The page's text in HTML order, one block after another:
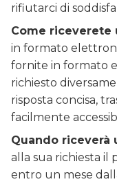
rifiutarci di
Come riceverete
in formato
fornite in formato
richiesto
risposta concisa,
facilmente
Quando riceverà
alla sua richiesta il
entro un mese